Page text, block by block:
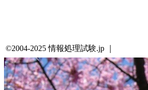
©2004-2025 情報処理試験.jp ｜